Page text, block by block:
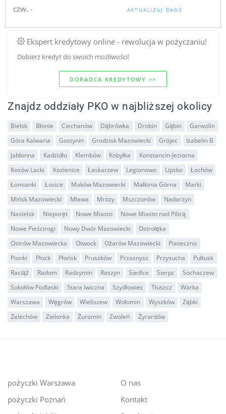
czw. -
AKTUALIZUJ DANE
Ekspert kredytowy online - rewolucja w pożyczaniu!
Dobierz kredyt do swoich mozliwości!
DORADCA KREDYTOWY >>
Znajdz oddziały PKO w najbliższej okolicy
Bielsk Błonie Ciechanów Dąbrówka Drobin Gąbin
Garwolin
Góra Kalwaria
Gostynin Grodzisk Mazowiecki Grójec
Izabelin B
Jabłonna
Kadzidło Klembów Kobyłka
Konstancin-Jeziorna
Kosów Lacki
Kozienice Łaskarzew Legionowo Lipsko
Łochów
Łomianki
Łosice Maków Mazowiecki Małkinia Górna
Marki
Mińsk Mazowiecki
Mława Mrozy Mszczonów
Nadarzyn
Nasielsk
Nieporęt Nowe Miasto
Nowe Miasto nad Pilicą
Nowe Pieścirogi
Nowy Dwór Mazowiecki
Ostrołęka
Ostrów Mazowiecka
Otwock Ożarów Mazowiecki
Piaseczno
Pionki
Płock Płońsk Pruszków Przasnysz Przysucha
Pułtusk
Raciąż
Radom Radzymin Raszyn Siedlce Sierpc
Sochaczew
Sokołów Podlaski
Stara Iwiczna Szydłowiec Tłuszcz
Warka
Warszawa
Węgrów Wieliszew Wołomin Wyszków
Ząbki
Żelechów
Zielonka Żuromin Zwoleń Żyrardów
pożyczki Warszawa
pożyczki Poznań
O nas
Kontakt